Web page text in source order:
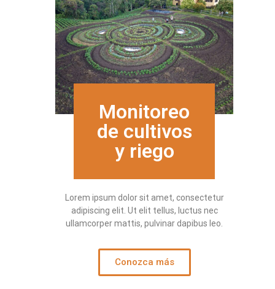
Monitoreo
de cultivos
y riego
Lorem ipsum dolor sit amet, consectetur
adipiscing elit. Ut elit tellus, luctus nec
ullamcorper mattis, pulvinar dapibus leo.
Conozca más